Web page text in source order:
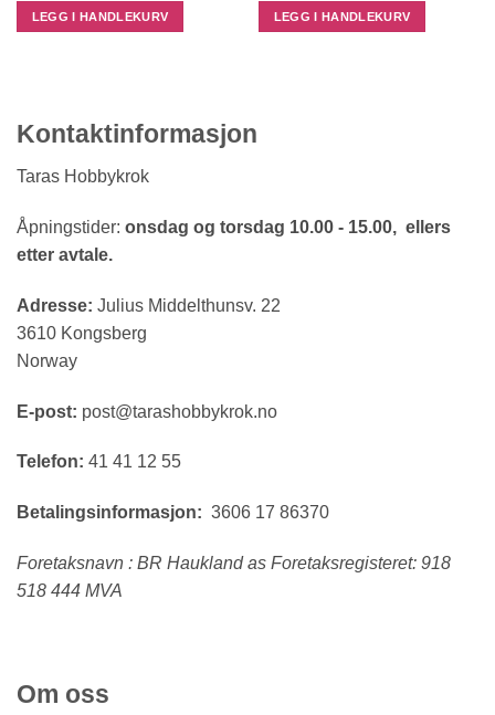
LEGG I HANDLEKURV LEGG I HANDLEKURV
Kontaktinformasjon
Taras Hobbykrok
Åpningstider: onsdag og torsdag 10.00 - 15.00, ellers
etter avtale.
Adresse: Julius Middelthunsv. 22
3610 Kongsberg
Norway
E-post: post@tarashobbykrok.no
Telefon: 41 41 12 55
Betalingsinformasjon: 3606 17 86370
Foretaksnavn : BR Haukland as Foretaksregisteret: 918
518 444 MVA
Om oss